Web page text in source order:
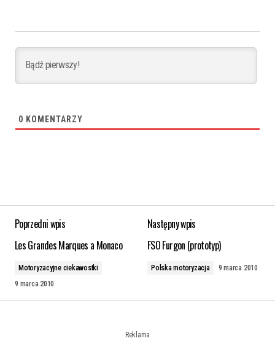
0 KOMENTARZY
Poprzedni wpis
Les Grandes Marques a Monaco
Motoryzacyjne ciekawostki
9 marca 2010
Następny wpis
FSO Furgon (prototyp)
Polska motoryzacja 9 marca 2010
Reklama